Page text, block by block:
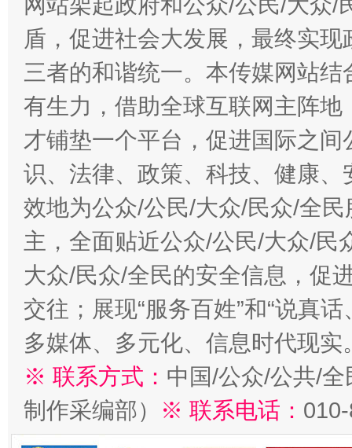
盾，促进社会大发展，最终实
三者的和谐统一。本传媒网站
有生力，借助全球互联网主阵
才铺垫一个平台，促进国际之
识、法律、政策、科技、健康
效地为公众/公民/大众/民众/全
主，全面贴近公众/公民/大众/民
大众/民众/全民的安全信息，促
交往；展现“服务百姓”和“说真
多媒体、多元化、信息时代现实
※ 联系方式： 中国/公众/公共/
制作采编部）
※ 联系电话：